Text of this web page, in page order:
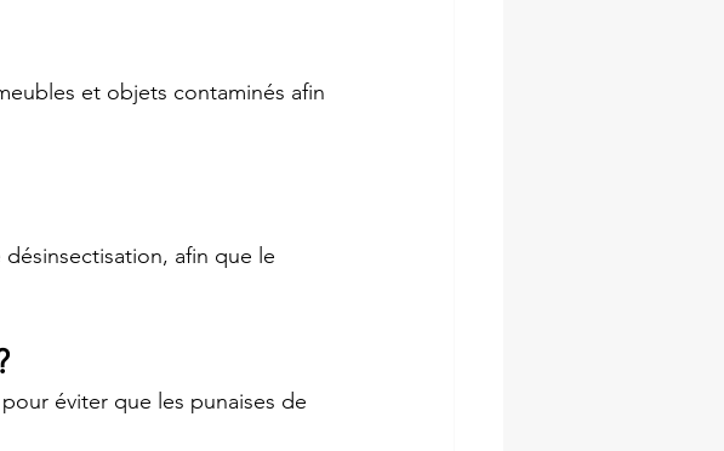
et objets contaminés afin
afin que le
éviter que les punaises de